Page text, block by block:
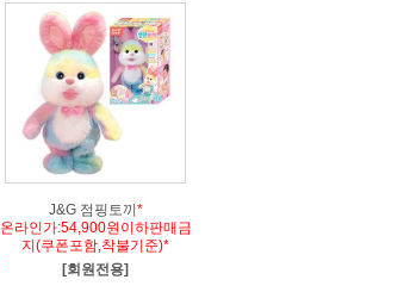
J&G 점핑토끼 *
온라인가:54,900원이하판매금
지(쿠폰포함,착불기준)*
[회원전용]